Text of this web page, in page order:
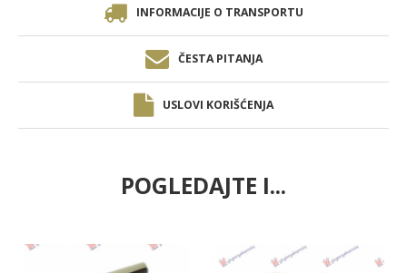
INFORMACIJE O TRANSPORTU
ČESTA PITANJA
USLOVI KORIŠĆENJA
POGLEDAJTE I...